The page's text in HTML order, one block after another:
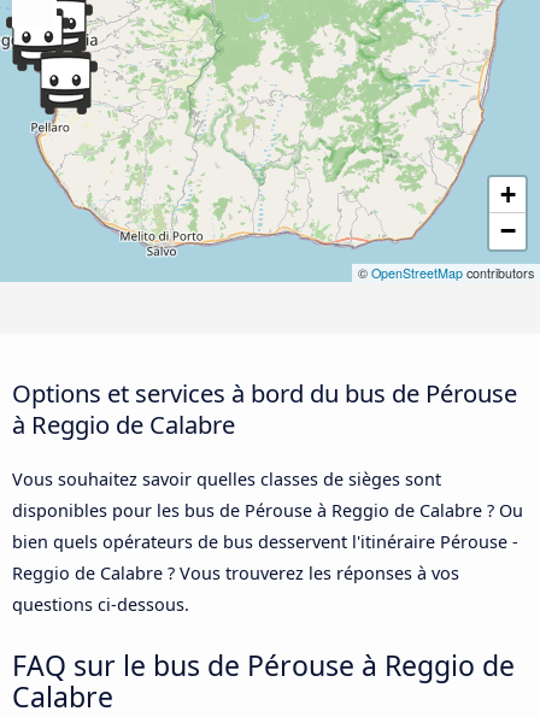
+
−
© OpenStreetMap contributors
Options et services à bord du bus de Pérouse
à Reggio de Calabre
Vous souhaitez savoir quelles classes de sièges sont
disponibles pour les bus de Pérouse à Reggio de Calabre ? Ou
bien quels opérateurs de bus desservent l'itinéraire Pérouse -
Reggio de Calabre ? Vous trouverez les réponses à vos
questions ci-dessous.
FAQ sur le bus de Pérouse à Reggio de
Calabre